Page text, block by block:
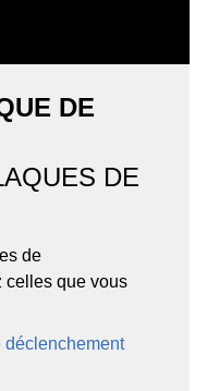
DE
DE
de
celles que vous
déclenchement